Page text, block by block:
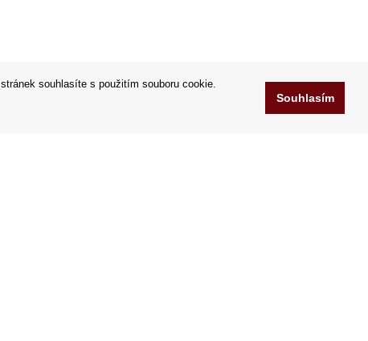
souhlasíte s použitím souboru cookie.
Souhlasím